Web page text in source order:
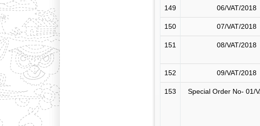
149 06/VAT/2018
150 07/VAT/2018
151 08/VAT/2018
152 09/VAT/2018
153 Special Order No- 01/